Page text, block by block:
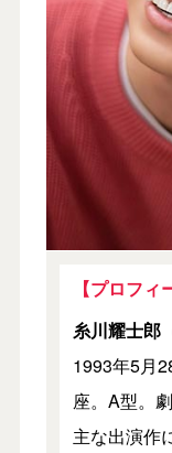
【プロフ
糸川耀士郎
1993年5月
座。A型。
主な出演作